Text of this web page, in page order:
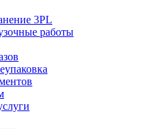
3PL
работы